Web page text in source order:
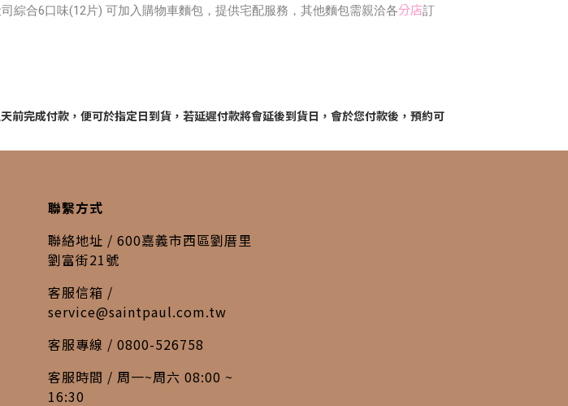
綜合6口味(12片) 可加入購物車麵包，提供宅配服務，其他麵包需親洽各分店訂
前完成付款，便可於指定日到貨，若延遲付款將會延後到貨日，會於您付款後，預約可
聯繫方式
聯絡地址 / 600嘉義市西區劉厝里
劉富街21號
客服信箱 /
service@saintpaul.com.tw
客服專線 / 0800-526758
客服時間 / 周一~周六 08:00 ~
16:30